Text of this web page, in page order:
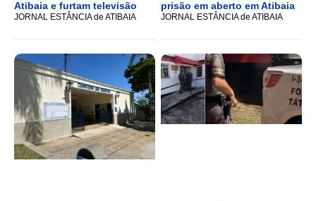
Atibaia e furtam televisão
JORNAL ESTÂNCIA de ATIBAIA
prisão em aberto em Atibaia
JORNAL ESTÂNCIA de ATIBAIA